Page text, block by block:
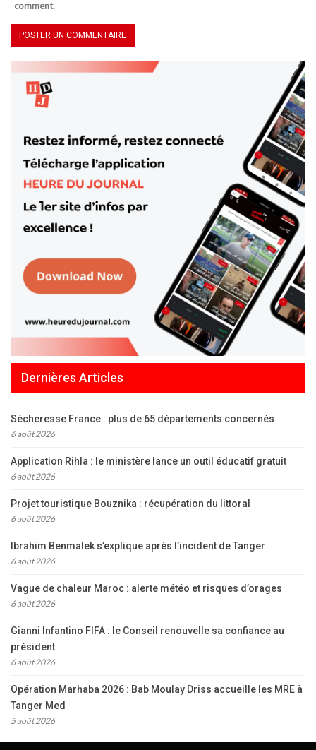
comment.
Dernières Articles
Sécheresse France : plus de 65 départements concernés
6 août 2026
Application Rihla : le ministère lance un outil éducatif gratuit
6 août 2026
Projet touristique Bouznika : récupération du littoral
6 août 2026
Ibrahim Benmalek s’explique après l’incident de Tanger
6 août 2026
Vague de chaleur Maroc : alerte météo et risques d’orages
6 août 2026
Gianni Infantino FIFA : le Conseil renouvelle sa confiance au
président
6 août 2026
Opération Marhaba 2026 : Bab Moulay Driss accueille les MRE à
Tanger Med
5 août 2026